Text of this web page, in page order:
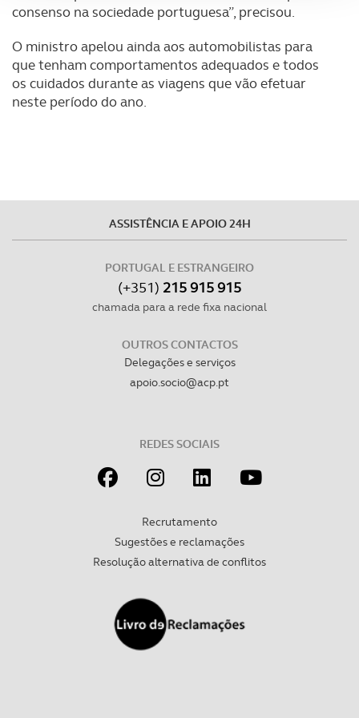
utilização do nosso site de publicidade e de análise, com
parceiros e organizações na UE e em países terceiros.
O ACP garantirá que as transferências internacionais de
Realçamos que o bloqueio de certo tipo de Cookies e
tecnologias similares pode ter impacto na sua
experiência de navegação no Website e nos serviços
Consulte a política de cookies do site.
consenso na sociedade portuguesa”, precisou.
O ministro apelou ainda aos automobilistas para
que tenham comportamentos adequados e todos
os cuidados durante as viagens que vão efetuar
neste período do ano.
ASSISTÊNCIA E APOIO 24H
PORTUGAL E ESTRANGEIRO
(+351) 215 915 915
chamada para a rede fixa nacional
OUTROS CONTACTOS
Delegações e serviços
apoio.socio@acp.pt
REDES SOCIAIS
Recrutamento
Sugestões e reclamações
Resolução alternativa de conflitos